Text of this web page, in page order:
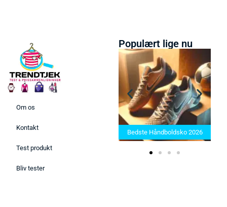
Om os
Kontakt
Test produkt
Bliv tester
Populært lige nu
Bedste Saunatæppe 2025 –
Find de bedste produkter her!
Bedste Håndboldsko 2026